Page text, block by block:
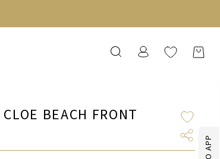
BEACH FRONT